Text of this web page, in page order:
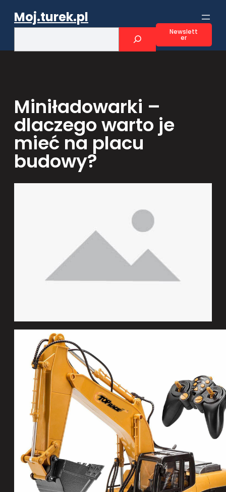
Moj.turek.pl
h
Newslett
er
Miniładowarki –
dlaczego warto je
mieć na placu
budowy?